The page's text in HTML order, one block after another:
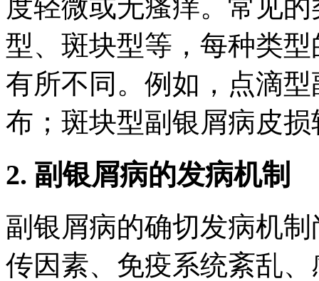
度轻微或无瘙痒。常见
型、斑块型等，每种类
有所不同。例如，点滴
布；斑块型副银屑病皮
2. 副银屑病的发病机制
副银屑病的确切发病机
传因素、免疫系统紊乱